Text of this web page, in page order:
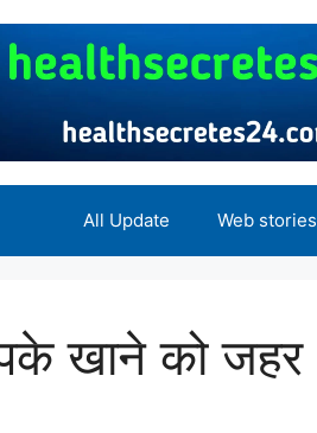
All Update Web stories
खाने को जहर